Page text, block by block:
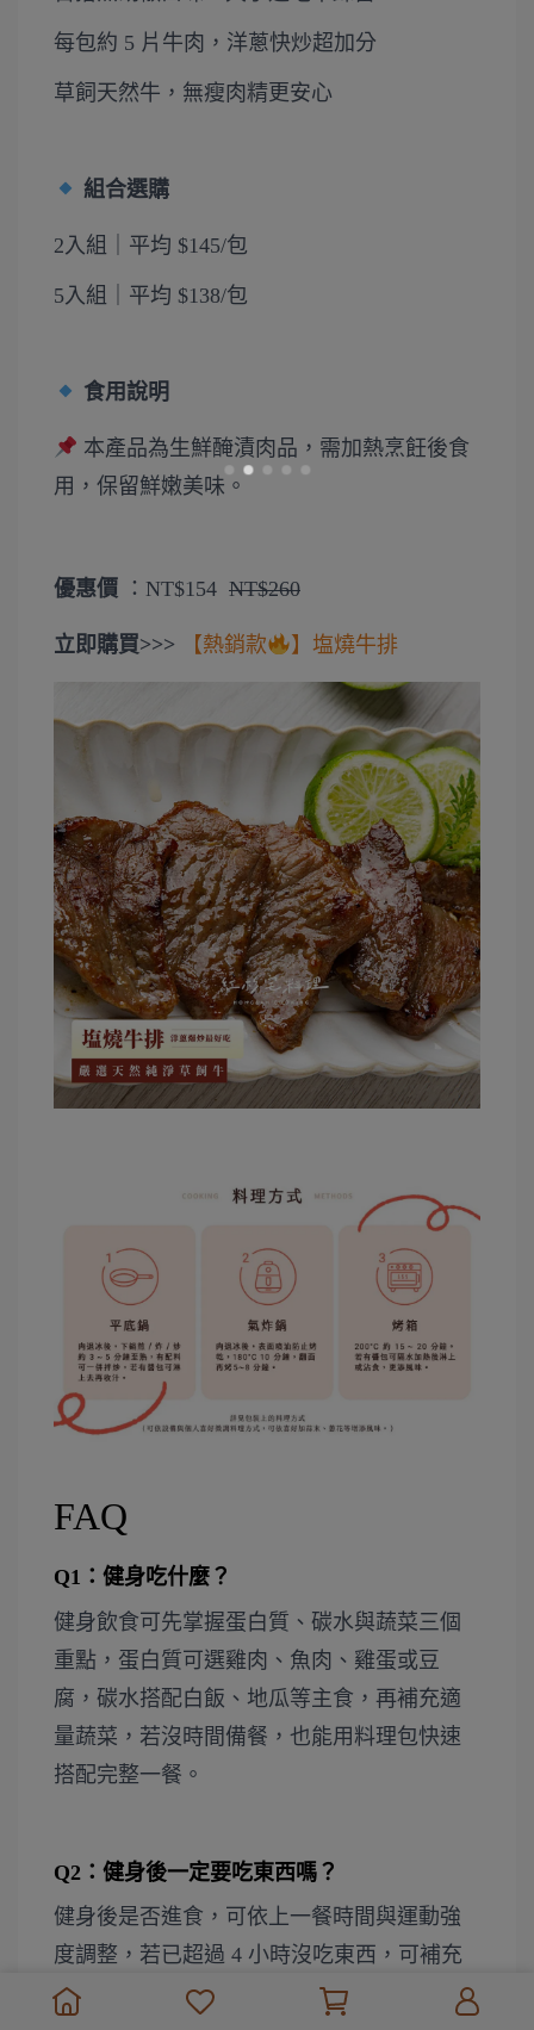
每包約 5 片牛肉，洋蔥快炒超加分
草飼天然牛，無瘦肉精更安心
組合選購
2入組｜平均 $145/包
5入組｜平均 $138/包
食用說明
本產品為生鮮醃漬肉品，需加熱烹飪後食
用，保留鮮嫩美味。
優惠價 ： NT$154 NT$260
立即購買>>> 【熱銷款 】塩燒牛排
FAQ
Q1： 健身吃什麼？
健身飲食可先掌握蛋白質、碳水與蔬菜三個
重點，蛋白質可選雞肉、魚肉、雞蛋或豆
腐，碳水搭配白飯、地瓜等主食，再補充適
量蔬菜，若沒時間備餐，也能用料理包快速
搭配完整一餐。
Q2： 健身後一定要吃東西嗎？
健身後是否進食，可依上一餐時間與運動強
度調整，若已超過 4 小時沒吃東西，可補充
雞肉、蛋類搭配飯或地瓜，若運動前剛吃過